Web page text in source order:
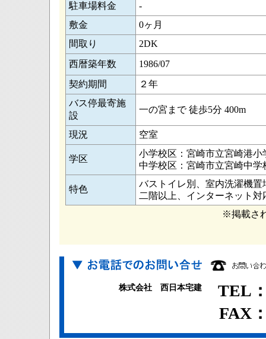
駐車場料金
-
敷金
0ヶ月
間取り
2DK
西暦築年数
1986/07
契約期間
２年
バス停最寄施
設
一の宮まで 徒歩5分 400m
現況 空室
学区
小学校区：宮崎市立宮崎港小
中学校区：宮崎市立宮崎中学
特色
バストイレ別、室内洗濯機
二階以上、インターネット
※掲載さ
株式会社 西日本宅建
TEL
FAX